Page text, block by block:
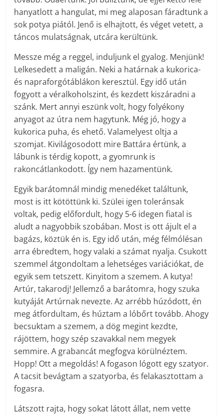
hanyatlott a hangulat, mi meg alaposan fáradtunk a
sok potya piától. Jenő is elhajtott, és véget vetett, a
táncos mulatságnak, utcára kerültünk.
Messze még a reggel, induljunk el gyalog. Menjünk!
Lelkesedett a maligán. Neki a határnak a kukorica-
és napraforgótáblákon keresztül. Egy idő után
fogyott a véralkoholszint, és kezdett kiszáradni a
szánk. Mert annyi eszünk volt, hogy folyékony
anyagot az útra nem hagytunk. Még jó, hogy a
kukorica puha, és ehető. Valamelyest oltja a
szomjat. Kivilágosodott mire Battára értünk, a
lábunk is térdig kopott, a gyomrunk is
rakoncátlankodott. Így nem hazamentünk.
Egyik barátomnál mindig menedéket találtunk,
most is itt kötöttünk ki. Szülei igen toleránsak
voltak, pedig előfordult, hogy 5-6 idegen fiatal is
aludt a nagyobbik szobában. Most is ott ájult el a
bagázs, köztük én is. Egy idő után, még félmólésan
arra ébredtem, hogy valaki a számat nyalja. Csukott
szemmel átgondoltam a lehetséges variációkat, de
egyik sem tetszett. Kinyitom a szemem. A kutya!
Artúr, takarodj! Jellemző a barátomra, hogy szuka
kutyáját Artúrnak nevezte. Az arrébb húzódott, én
meg átfordultam, és húztam a lóbőrt tovább. Ahogy
becsuktam a szemem, a dög megint kezdte,
rájöttem, hogy szép szavakkal nem megyek
semmire. A grabancát megfogva körülnéztem.
Hopp! Ott a megoldás! A fogason lógott egy szatyor.
A tacsit bevágtam a szatyorba, és felakasztottam a
fogasra.
Látszott rajta, hogy sokat látott állat, nem vette